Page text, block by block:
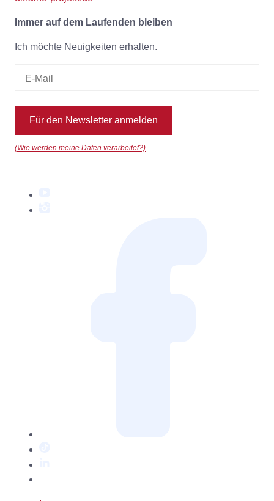
Immer auf dem Laufenden bleiben
Ich möchte Neuigkeiten erhalten.
Für den Newsletter anmelden
(Wie werden meine Daten verarbeitet?)